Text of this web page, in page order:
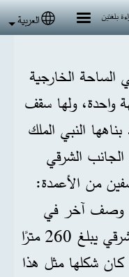
بلغتين العربية
الخارجية
واحدة، ولها سقف
النبي الملك
الشرقي
من الأعمدة:
وصف آخر في
المنتصف. كان طول الجدار الشرقي يبلغ 260 مترًا
شكلها مثل هذا